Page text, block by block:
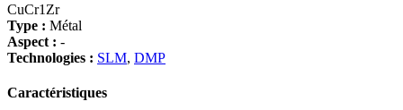
CuCr1Zr
Type : Métal
Aspect : -
Technologies : SLM, DMP
Caractéristiques